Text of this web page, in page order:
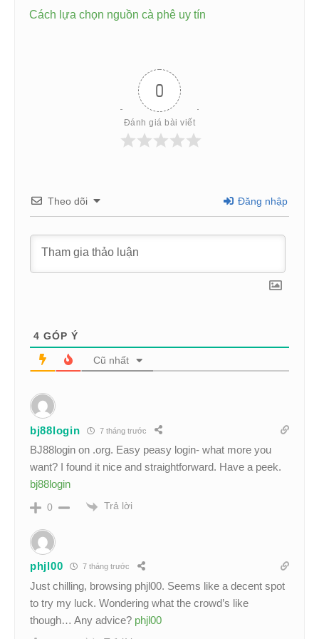
Cách lựa chọn nguồn cà phê uy tín
0
Đánh giá bài viết
Theo dõi Đăng nhập
4 GÓP Ý
Cũ nhất
bj88login 7 tháng trước
BJ88login on .org. Easy peasy login- what more you
want? I found it nice and straightforward. Have a peek.
bj88login
0 Trả lời
phjl00 7 tháng trước
Just chilling, browsing phjl00. Seems like a decent spot
to try my luck. Wondering what the crowd’s like
though… Any advice? phjl00